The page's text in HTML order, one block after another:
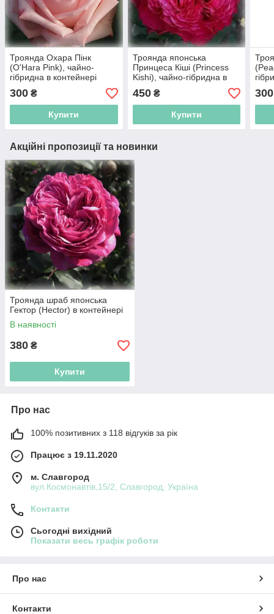
Троянда Охара Пінк
(O'Hara Pink), чайно-
гібридна в контейнері
300 ₴
Купити
Троянда японська
Принцеса Кіші (Princess
Kishi), чайно-гібридна в
контейнері
450₴
Купити
300
Акційні пропозиції та новинки
Троянда шраб японська
Гектор (Hector) в контейнері
В наявності
380 ₴
Купити
Про нас
100% позитивних з 118 відгуків за рік
Працює з 19.11.2020
м. Славгород
вул.Космонавтів,15/2, Славгород, Україна
Контакти
Сьогодні вихідний
Показати весь графік роботи
Про нас
Контакти